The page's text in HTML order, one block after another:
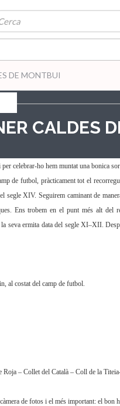
DE MONTBUI
CALDES
celebrar-ho hem muntat una bonica
de futbol, pràcticament tot el
segle XIV. Seguirem caminant de
Ens trobem en el punt més alt
seva ermita data del segle XI–XII.
al costat del camp de futbol.
Roja – Collet del Català – Coll de la
de fotos i el més important: el bon